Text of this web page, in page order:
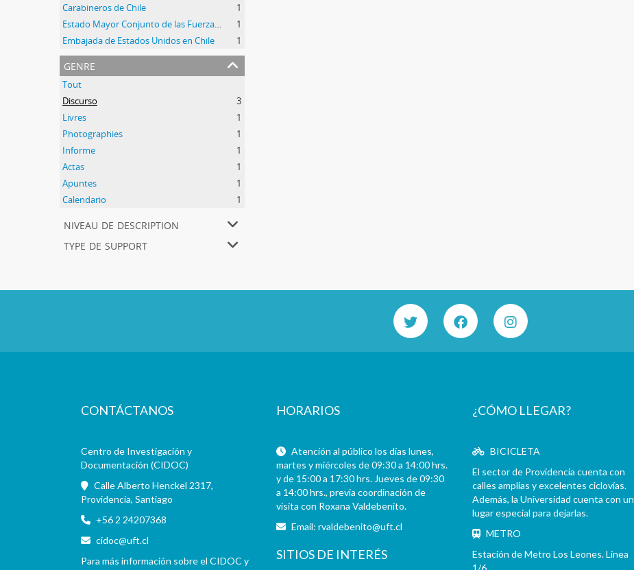
Carabineros de Chile
1
Estado Mayor Conjunto de las Fuerzas Armadas de Chile
1
Embajada de Estados Unidos en Chile
1
genre
Tout
Discurso
3
Livres
1
Photographies
1
Informe
1
Actas
1
Apuntes
1
Calendario
1
niveau de description
type de support
CONTÁCTANOS
Centro de Investigación y
Documentación (CIDOC)
Calle Alberto Henckel 2317,
Providencia, Santiago
+56 2 24207368
cidoc@uft.cl
Para más información sobre el CIDOC y
HORARIOS
Atención al público los días lunes,
martes y miércoles de 09:30 a 14:00 hrs.
y de 15:00 a 17:30 hrs. Jueves de 09:30
a 14:00 hrs., previa coordinación de
visita con Roxana Valdebenito.
Email:rvaldebenito@uft.cl
SITIOS DE INTERÉS
¿CÓMO LLEGAR?
BICICLETA
El sector de Providencia cuenta con
calles amplias y excelentes ciclovías.
Además, la Universidad cuenta con un
lugar especial para dejarlas.
METRO
Estación de Metro Los Leones. Línea
1/6.